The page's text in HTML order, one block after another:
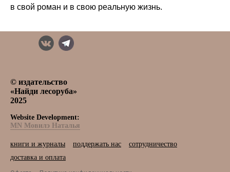
в свой роман и в свою реальную жизнь.
© издательство
«Найди лесоруба»
2025
Website Development:
MN Мовилэ Наталья
книги и журналы поддержать нас
сотрудничество
доставка и оплата